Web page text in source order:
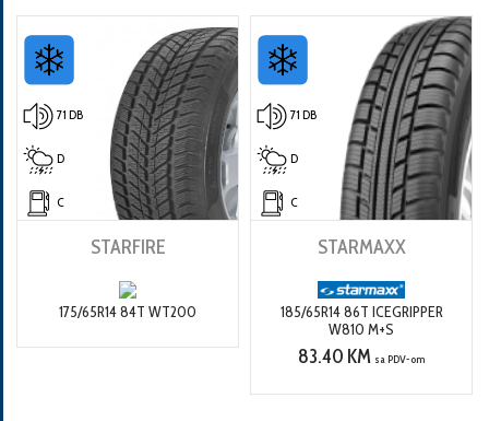
71 DB
D
C
STARFIRE
175/65R14 84T WT200
71 DB
D
C
STARMAXX
185/65R14 86T ICEGRIPPER
W810 M+S
83.40 KM sa PDV-om